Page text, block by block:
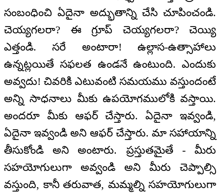
సంబంధించి ఏదైనా అద్భుతాన్ని చేసి చూపించండి.
చెయ్యగలరా? ఈ గ్రూప్ చెయ్యగలరా? చెయ్యి
ఎత్తండి. సరే అంటారా! ఉల్లాస-ఉత్సాహాలు
ఉన్నట్లయితే సఫలత ఉండనే ఉంటుంది. ఎందుకు
అవ్వదు! చివరికి ఎటువంటి సమయము వస్తుందంటే
అన్ని సాధనాలు మీకు ఉపయోగములోకి వస్తాయి.
అందరూ మీకు ఆఫర్ చేస్తారు. ఏదైనా ఇవ్వండి,
ఏదైనా ఇవ్వండి అని ఆఫర్ చేస్తారు. మా సహాయాన్ని
తీసుకోండి అని అంటారు. ప్రస్తుతమైతే - మీరు
సహయోగులుగా అవ్వండి అని మీరు చెప్పాల్సి
వస్తుంది, కానీ తరువాత, మమ్మల్ని సహయోగులుగా